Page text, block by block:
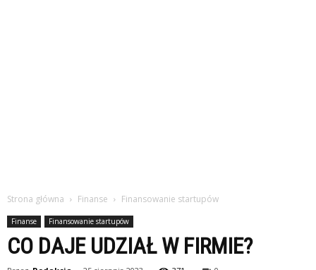
Strona główna Finanse Finansowanie startupów
Finanse Finansowanie startupów
CO DAJE UDZIAŁ W FIRMIE?